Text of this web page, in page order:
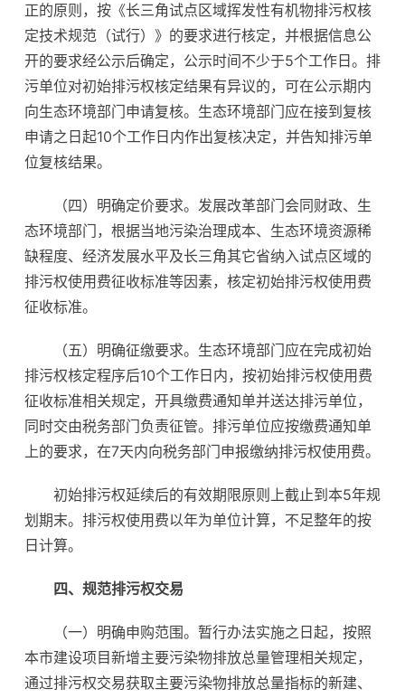
正的原则，按《长三角试点区域挥发性有机物排污权核
定技术规范（试行）》的要求进行核定，并根据信息公
开的要求经公示后确定，公示时间不少于5个工作日。排
污单位对初始排污权核定结果有异议的，可在公示期内
向生态环境部门申请复核。生态环境部门应在接到复核
申请之日起10个工作日内作出复核决定，并告知排污单
位复核结果。
（四）明确定价要求。发展改革部门会同财政、生
态环境部门，根据当地污染治理成本、生态环境资源稀
缺程度、经济发展水平及长三角其它省纳入试点区域的
排污权使用费征收标准等因素，核定初始排污权使用费
征收标准。
（五）明确征缴要求。生态环境部门应在完成初始
排污权核定程序后10个工作日内，按初始排污权使用费
征收标准相关规定，开具缴费通知单并送达排污单位，
同时交由税务部门负责征管。排污单位应按缴费通知单
上的要求，在7天内向税务部门申报缴纳排污权使用费。
初始排污权延续后的有效期限原则上截止到本5年规
划期末。排污权使用费以年为单位计算，不足整年的按
日计算。
四、规范排污权交易
（一）明确申购范围。暂行办法实施之日起，按照
本市建设项目新增主要污染物排放总量管理相关规定，
通过排污权交易获取主要污染物排放总量指标的新建、